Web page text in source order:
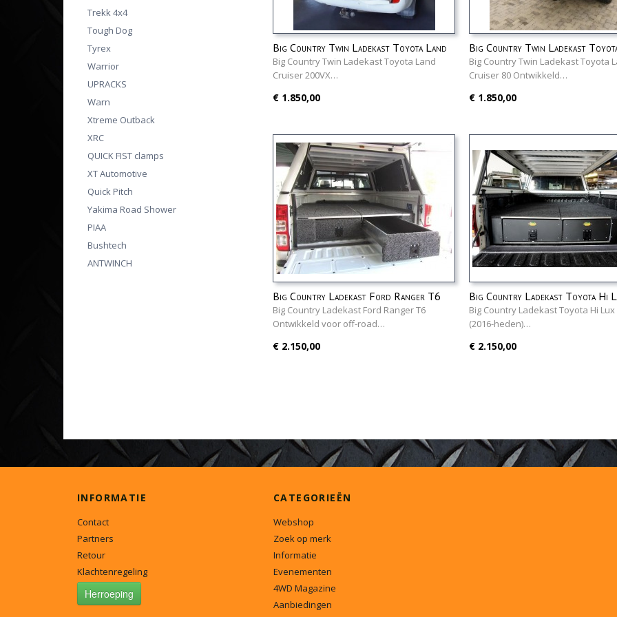
Trekk 4x4
Tough Dog
Tyrex
Warrior
UPRACKS
Warn
Xtreme Outback
XRC
QUICK FIST clamps
XT Automotive
Quick Pitch
Yakima Road Shower
PIAA
Bushtech
ANTWINCH
Big Country Twin Ladekast Toyota Land
Cruiser 200VX
Big Country Twin Ladekast Toyota Land
Cruiser 200VX…
€ 1.850,00
Big Country Twin Ladekast
Cruiser 80
Big Country Twin Ladekast Toyota
Cruiser 80 Ontwikkeld…
€ 1.850,00
Big Country Ladekast Ford Ranger T6
Big Country Ladekast Ford Ranger T6
Ontwikkeld voor off-road…
€ 2.150,00
Big Country Ladekast Toyota Hi
(2016-heden)
Big Country Ladekast Toyota Hi Lux
(2016-heden)…
€ 2.150,00
INFORMATIE
Contact
Partners
Retour
Klachtenregeling
Herroeping
CATEGORIEËN
Webshop
Zoek op merk
Informatie
Evenementen
4WD Magazine
Aanbiedingen